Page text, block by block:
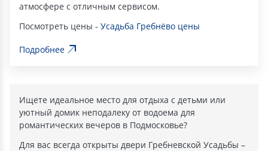
атмосфере с отличным сервисом.
Посмотреть цены - Усадьба Гребнёво цены
Подробнее
Ищете идеальное место для отдыха с детьми или
уютный домик неподалеку от водоема для
романтических вечеров в Подмосковье?
Для вас всегда открыты двери Гребневской Усадьбы –